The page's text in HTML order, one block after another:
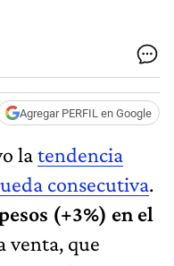
Agregar PERFIL en Google
latendencia
consecutiva.
(+3%) en el
venta, que